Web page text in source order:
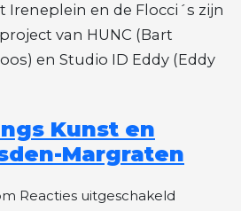
en de Flocci´s zijn
van HUNC (Bart
en Studio ID Eddy (Eddy
Kunst en
Margraten
Reacties uitgeschakeld